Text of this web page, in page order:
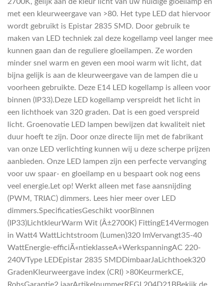
2700K, gelijk aan de kleur licht van uw huidige gloeilamp en
met een kleurweergave van >80. Het type LED dat hiervoor
wordt gebruikt is Epistar 2835 SMD. Door gebruik te
maken van LED techniek zal deze kogellamp veel langer mee
kunnen gaan dan de reguliere gloeilampen. Ze worden
minder snel warm en geven een mooi warm wit licht, dat
bijna gelijk is aan de kleurweergave van de lampen die u
voorheen gebruikte. Deze E14 LED kogellamp is alleen voor
binnen (IP33).Deze LED kogellamp verspreidt het licht in
een lichthoek van 320 graden. Dat is een goed verspreid
licht. Groenovatie LED lampen bewijzen dat kwaliteit niet
duur hoeft te zijn. Door onze directe lijn met de fabrikant
van onze LED verlichting kunnen wij u deze scherpe prijzen
aanbieden. Onze LED lampen zijn een perfecte vervanging
voor uw spaar- en gloeilamp en u bespaart ook nog eens
veel energie.Let op! Werkt alleen met fase aansnijding
(PWM, TRIAC) dimmers. Lees hier meer over LED
dimmers.SpecificatiesGeschikt voorBinnen
(IP33)LichtkleurWarm Wit (Â±2700K) FittingE14Vermogen
in Watt4 WattLichtstroom (Lumen)320 lmVervangt35-40
WattEnergie-efficiÃ«ntieklasseA+WerkspanningAC 220-
240VType LEDEpistar 2835 SMDDimbaarJaLichthoek320
GradenKleurweergave index (CRI) >80KeurmerkCE,